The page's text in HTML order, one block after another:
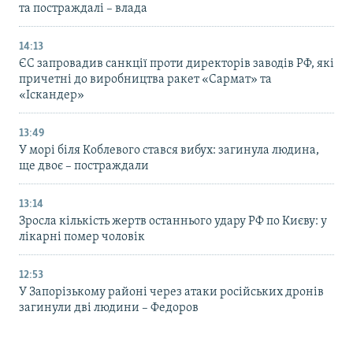
та постраждалі – влада
14:13
ЄС запровадив санкції проти директорів заводів РФ, які
причетні до виробництва ракет «Сармат» та
«Іскандер»
13:49
У морі біля Коблевого стався вибух: загинула людина,
ще двоє – постраждали
13:14
Зросла кількість жертв останнього удару РФ по Києву: у
лікарні помер чоловік
12:53
У Запорізькому районі через атаки російських дронів
загинули дві людини – Федоров